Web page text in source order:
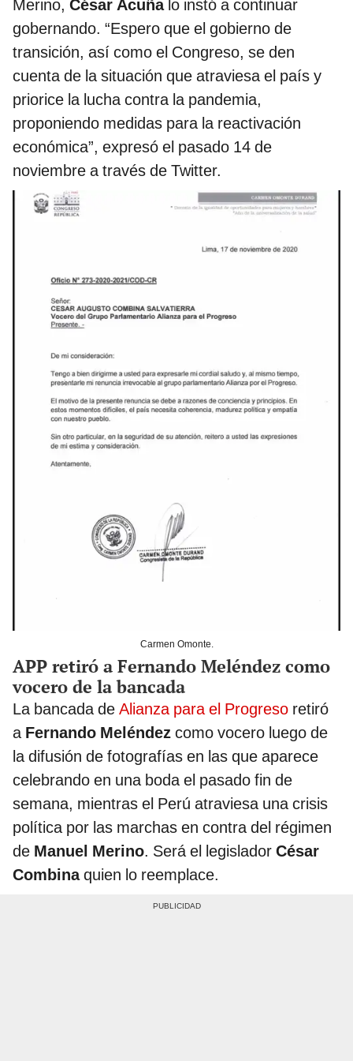
Merino, César Acuñalo instó a continuar
gobernando. “Espero que el gobierno de
transición, así como el Congreso, se den
cuenta de la situación que atraviesa el país y
priorice la lucha contra la pandemia,
proponiendo medidas para la reactivación
económica”, expresó el pasado 14 de
noviembre a través de Twitter.
Carmen Omonte.
APP retiró a Fernando Meléndez como
vocero de la bancada
La bancada de Alianza para el Progreso retiró
a Fernando Meléndez como vocero luego de
la difusión de fotografías en las que aparece
celebrando en una boda el pasado fin de
semana, mientras el Perú atraviesa una crisis
política por las marchas en contra del régimen
de Manuel Merino. Será el legislador César
Combinaquien lo reemplace.